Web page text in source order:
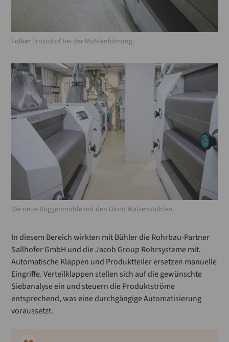
Folker Trostdorf bei der Mühlenführung.
Die neue Roggenmühle mit den Diorit Walzenstühlen.
In diesem Bereich wirkten mit Bühler die Rohrbau-Partner
Sallhofer GmbH und die Jacob Group Rohrsysteme mit.
Automatische Klappen und Produktteiler ersetzen manuelle
Eingriffe. Verteilklappen stellen sich auf die gewünschte
Siebanalyse ein und steuern die Produktströme
entsprechend, was eine durchgängige Automatisierung
voraussetzt.